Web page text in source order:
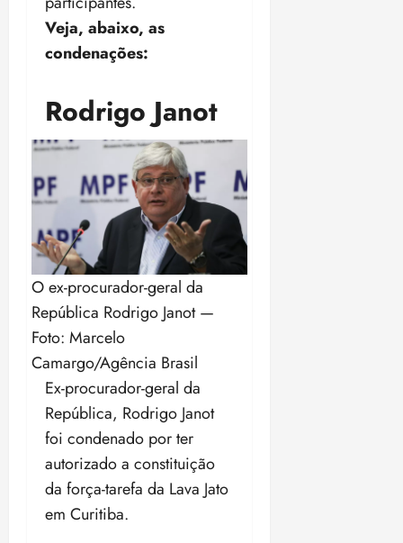
Veja, abaixo, as
condenações:
Rodrigo Janot
O ex-procurador-geral da
República Rodrigo Janot —
Foto: Marcelo
Camargo/Agência Brasil
Ex-procurador-geral da
República, Rodrigo Janot
foi condenado por ter
autorizado a constituição
da força-tarefa da Lava Jato
em Curitiba.